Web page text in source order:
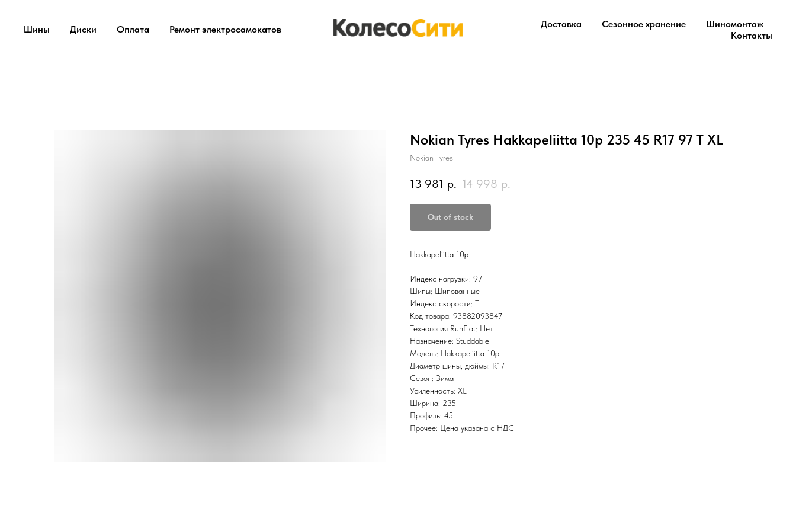
Шины Диски Оплата Ремонт электросамокатов Доставка Сезонное хранение
Шиномонтаж
Контакты
Nokian Tyres Hakkapeliitta 10p 235 45 R17 97 T XL
Nokian Tyres
13 981 р. 14 998 р.
Out of stock
Hakkapeliitta 10p
Индекс нагрузки: 97
Шипы: Шипованные
Индекс скорости: T
Код товара: 93882093847
Технология RunFlat: Нет
Назначение: Studdable
Модель: Hakkapeliitta 10p
Диаметр шины, дюймы: R17
Сезон: Зима
Усиленность: XL
Ширина: 235
Профиль: 45
Прочее: Цена указана с НДС